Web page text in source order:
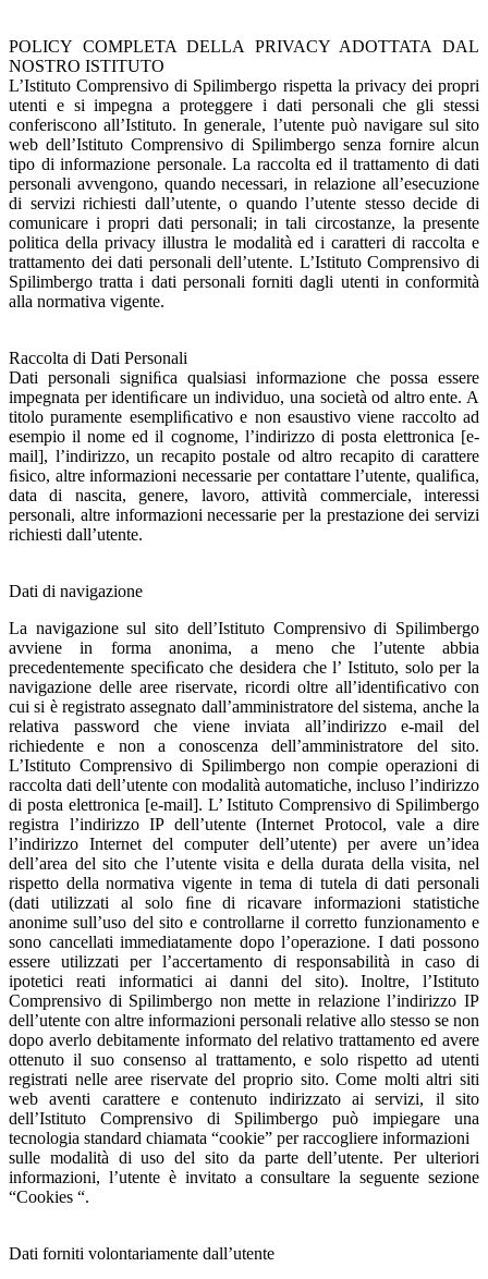
POLICY COMPLETA DELLA PRIVACY ADOTTATA DAL
NOSTRO ISTITUTO
L’Istituto Comprensivo di Spilimbergo rispetta la privacy dei propri
utenti e si impegna a proteggere i dati personali che gli stessi
conferiscono all’Istituto. In generale, l’utente può navigare sul sito
web dell’Istituto Comprensivo di Spilimbergo senza fornire alcun
tipo di informazione personale. La raccolta ed il trattamento di dati
personali avvengono, quando necessari, in relazione all’esecuzione
di servizi richiesti dall’utente, o quando l’utente stesso decide di
comunicare i propri dati personali; in tali circostanze, la presente
politica della privacy illustra le modalità ed i caratteri di raccolta e
trattamento dei dati personali dell’utente. L’Istituto Comprensivo di
Spilimbergo tratta i dati personali forniti dagli utenti in conformità
alla normativa vigente.
Raccolta di Dati Personali
Dati personali signiﬁca qualsiasi informazione che possa essere
impegnata per identiﬁcare un individuo, una società od altro ente. A
titolo puramente esempliﬁcativo e non esaustivo viene raccolto ad
esempio il nome ed il cognome, l’indirizzo di posta elettronica [e-
mail], l’indirizzo, un recapito postale od altro recapito di carattere
ﬁsico, altre informazioni necessarie per contattare l’utente, qualiﬁca,
data di nascita, genere, lavoro, attività commerciale, interessi
personali, altre informazioni necessarie per la prestazione dei servizi
richiesti dall’utente.
Dati di navigazione
La navigazione sul sito dell’Istituto Comprensivo di Spilimbergo
avviene in forma anonima, a meno che l’utente abbia
precedentemente speciﬁcato che desidera che l’ Istituto, solo per la
navigazione delle aree riservate, ricordi oltre all’identiﬁcativo con
cui si è registrato assegnato dall’amministratore del sistema, anche la
relativa password che viene inviata all’indirizzo e-mail del
richiedente e non a conoscenza dell’amministratore del sito.
L’Istituto Comprensivo di Spilimbergo non compie operazioni di
raccolta dati dell’utente con modalità automatiche, incluso l’indirizzo
di posta elettronica [e-mail]. L’ Istituto Comprensivo di Spilimbergo
registra l’indirizzo IP dell’utente (Internet Protocol, vale a dire
l’indirizzo Internet del computer dell’utente) per avere un’idea
dell’area del sito che l’utente visita e della durata della visita, nel
rispetto della normativa vigente in tema di tutela di dati personali
(dati utilizzati al solo ﬁne di ricavare informazioni statistiche
anonime sull’uso del sito e controllarne il corretto funzionamento e
sono cancellati immediatamente dopo l’operazione. I dati possono
essere utilizzati per l’accertamento di responsabilità in caso di
ipotetici reati informatici ai danni del sito). Inoltre, l’Istituto
Comprensivo di Spilimbergo non mette in relazione l’indirizzo IP
dell’utente con altre informazioni personali relative allo stesso se non
dopo averlo debitamente informato del relativo trattamento ed avere
ottenuto il suo consenso al trattamento, e solo rispetto ad utenti
registrati nelle aree riservate del proprio sito. Come molti altri siti
web aventi carattere e contenuto indirizzato ai servizi, il sito
dell’Istituto Comprensivo di Spilimbergo può impiegare una
tecnologia standard chiamata “cookie” per raccogliere informazioni
sulle modalità di uso del sito da parte dell’utente. Per ulteriori
informazioni, l’utente è invitato a consultare la seguente sezione
“Cookies “.
Dati forniti volontariamente dall’utente